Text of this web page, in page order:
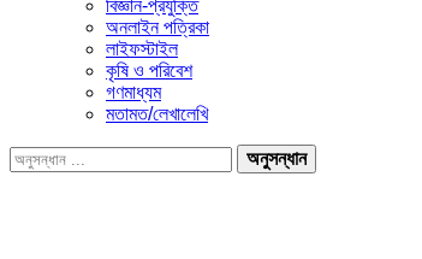
বিজ্ঞান-প্রযুক্তি
অনলাইন পত্রিকা
লাইফস্টাইল
কৃষি ও পরিবেশ
গণমাধ্যম
মতামত/লেখালেখি